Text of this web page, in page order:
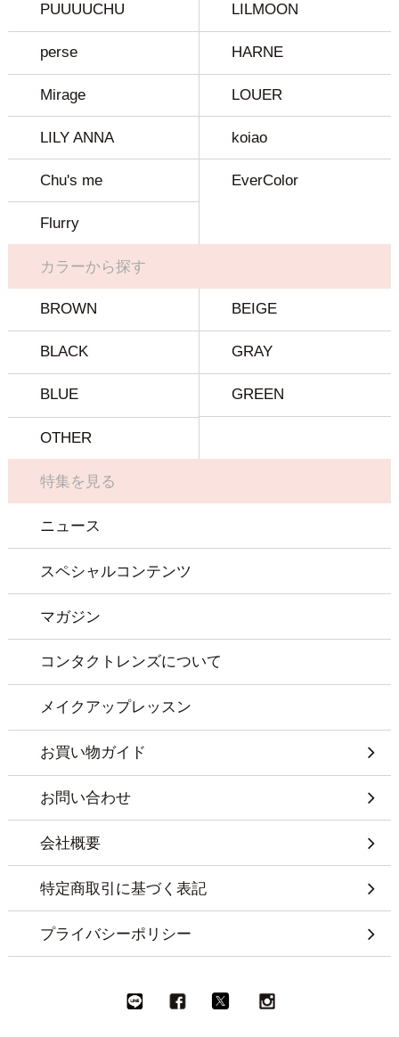
PUUUUCHU LILMOON
perse HARNE
Mirage LOUER
LILY ANNA koiao
Chu's me EverColor
Flurry
カラーから探す
BROWN BEIGE
BLACK GRAY
BLUE GREEN
OTHER
特集を見る
ニュース
スペシャルコンテンツ
マガジン
コンタクトレンズについて
メイクアップレッスン
お買い物ガイド
お問い合わせ
会社概要
特定商取引に基づく表記
プライバシーポリシー